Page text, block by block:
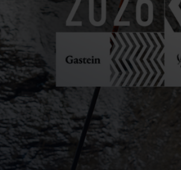
Wellness & Entspannung